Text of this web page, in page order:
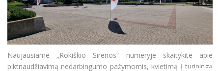
Naujausiame „Rokiškio Sirenos“ numeryje skaitykite apie
piktnaudžiavimą nedarbingumo pažymomis, kvietimą į turiningą